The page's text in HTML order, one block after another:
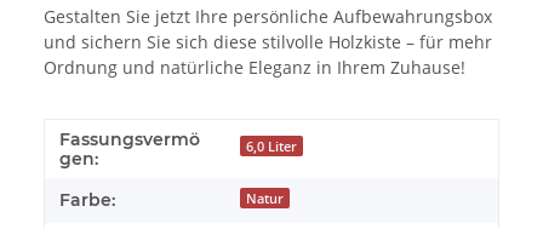
Gestalten Sie jetzt Ihre persönliche Aufbewahrungsbox
und sichern Sie sich diese stilvolle Holzkiste – für mehr
Ordnung und natürliche Eleganz in Ihrem Zuhause!
Fassungsvermö
gen:
6,0 Liter
Farbe: Natur